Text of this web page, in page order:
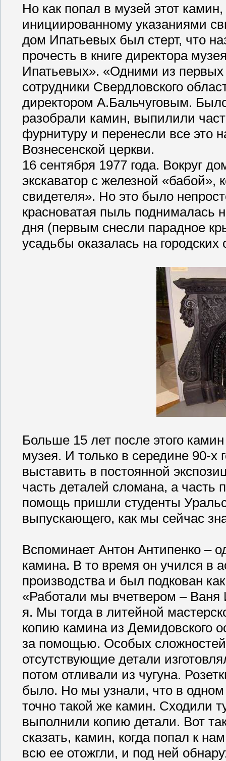
Но как попал в музей этот
инициированному указаниями
дом Ипатьевых был стерт, что
прочесть в книге директора
Ипатьевых». «Одними из
сотрудники Свердловского
директором А.Бальчуговым.
разобрали камин, выпилили
фурнитуру и перенесли все это
Вознесенской церкви.
16 сентября 1977 года. Вокруг
экскаватор с железной «бабой»,
свидетеля». Но это было
красноватая пыль
дня (первым снесли парадное
усадьбы оказалась на городских
Больше 15 лет после этого
музея. И только в середине 90-х
выставить в постоянной
часть деталей сломана, а часть
помощь пришли студенты
выпускающего, как мы сейчас
Вспоминает Антон Антипенко –
камина. В то время он учился в
производства и был подкован
«Работали мы вчетвером –
я. Мы тогда в литейной
копию камина из Демидовского
за помощью. Особых
отсутствующие детали
потом отливали из чугуна.
было. Но мы узнали, что в
точно такой же камин. Сходили
выполнили копию детали. Вот
сказать, камин, когда попал к
всю ее отожгли, и под ней